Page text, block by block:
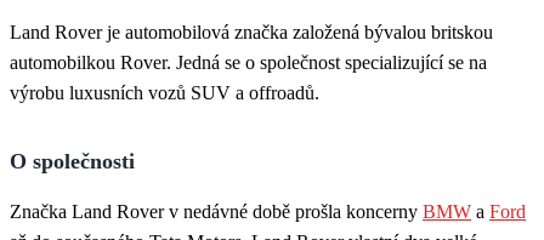
Land Rover je automobilová značka založená bývalou britskou
automobilkou Rover. Jedná se o společnost specializující se na
výrobu luxusních vozů SUV a offroadů.
O společnosti
Značka Land Rover v nedávné době prošla koncerny BMW a Ford